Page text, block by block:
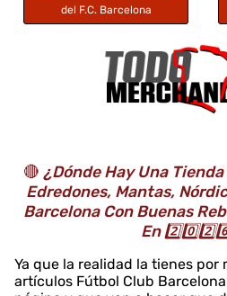
del F.C. Barcelona
🔴 ¿Dónde Hay Una Tienda
Edredones, Mantas,
Barcelona Con Buenas
En
Ya que la realidad la tienes por
artículos Fútbol Club